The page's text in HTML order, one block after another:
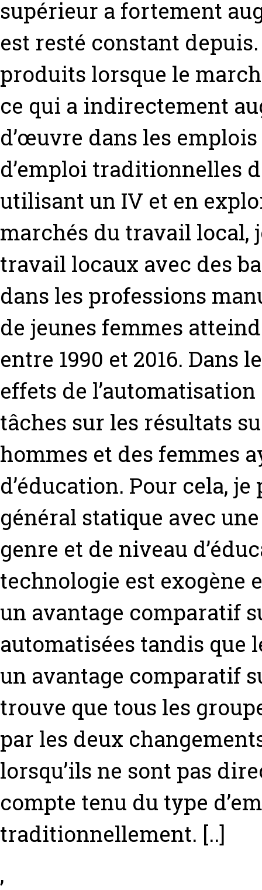
supérieur a fortement
est resté constant
produits lorsque le
ce qui a indirectement
d’œuvre dans les
d’emploi traditionnelles
utilisant un IV et en
marchés du travail local,
travail locaux avec des
dans les professions
de jeunes femmes
entre 1990 et 2016. Dans
effets de
tâches sur les résultats
hommes et des femmes
d’éducation. Pour cela,
général statique avec
genre et de niveau
technologie est exogène
un avantage comparatif
automatisées tandis que
un avantage comparatif
trouve que tous les
par les deux
lorsqu’ils ne sont pas
compte tenu du type
traditionnellement. [..]
,